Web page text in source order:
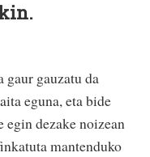
gaur gauzatu da
eguna, eta bide
dezake noizean
mantenduko